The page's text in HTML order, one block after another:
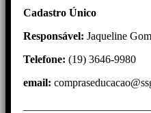
Cadastro Único
Responsável: Jaqueline
Telefone: (19) 3646-9980
email: